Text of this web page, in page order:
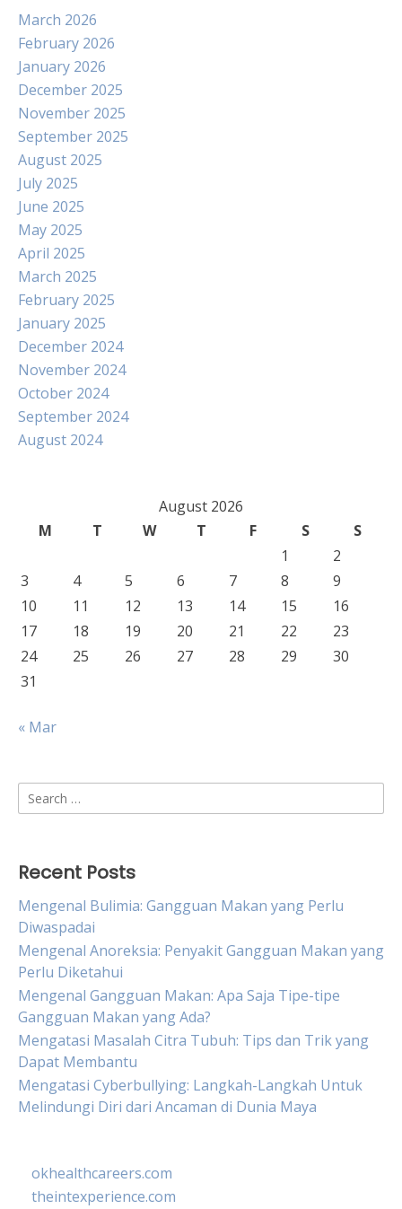
March 2026
February 2026
January 2026
December 2025
November 2025
September 2025
August 2025
July 2025
June 2025
May 2025
April 2025
March 2025
February 2025
January 2025
December 2024
November 2024
October 2024
September 2024
August 2024
August 2026
M
T W T F S
S
1
2
3
4 5 6 7 8
9
10
11 12 13 14 15
16
17
18 19 20 21 22
23
24
25 26 27 28 29
30
31
« Mar
Search
for:
Recent Posts
Mengenal Bulimia: Gangguan Makan yang Perlu
Diwaspadai
Mengenal Anoreksia: Penyakit Gangguan Makan yang
Perlu Diketahui
Mengenal Gangguan Makan: Apa Saja Tipe-tipe
Gangguan Makan yang Ada?
Mengatasi Masalah Citra Tubuh: Tips dan Trik yang
Dapat Membantu
Mengatasi Cyberbullying: Langkah-Langkah Untuk
Melindungi Diri dari Ancaman di Dunia Maya
okhealthcareers.com
theintexperience.com